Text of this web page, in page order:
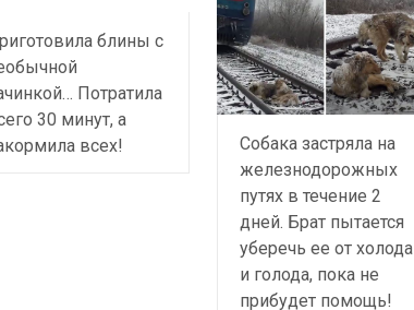
блины с
Потратила
30 минут, а
всех!
Собака застряла на
железнодорожных
путях в течение 2
дней. Брат пытается
уберечь ее от холода
и голода, пока не
прибудет помощь!